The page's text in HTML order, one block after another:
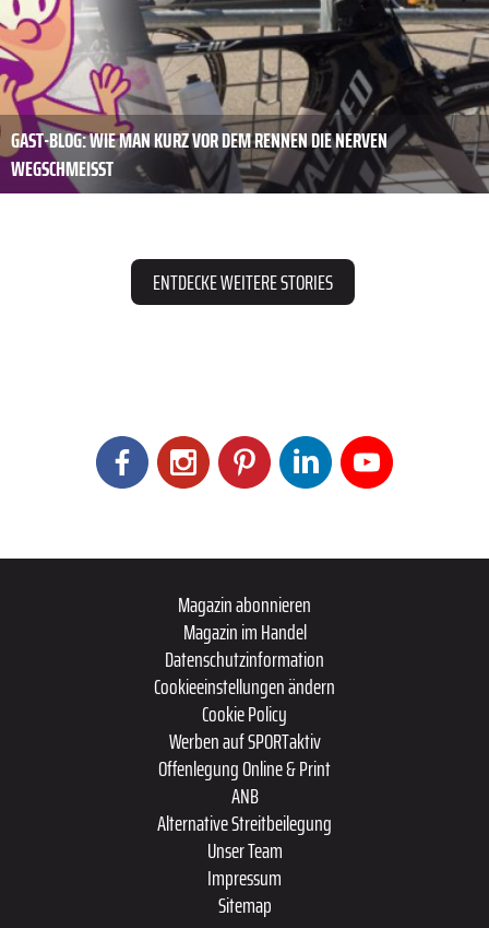
GAST-BLOG: WIE MAN KURZ VOR DEM RENNEN DIE NERVEN
WEGSCHMEISST
ENTDECKE WEITERE STORIES
Magazin abonnieren
Magazin im Handel
Datenschutzinformation
Cookieeinstellungen ändern
Cookie Policy
Werben auf SPORTaktiv
Offenlegung Online & Print
ANB
Alternative Streitbeilegung
Unser Team
Impressum
Sitemap